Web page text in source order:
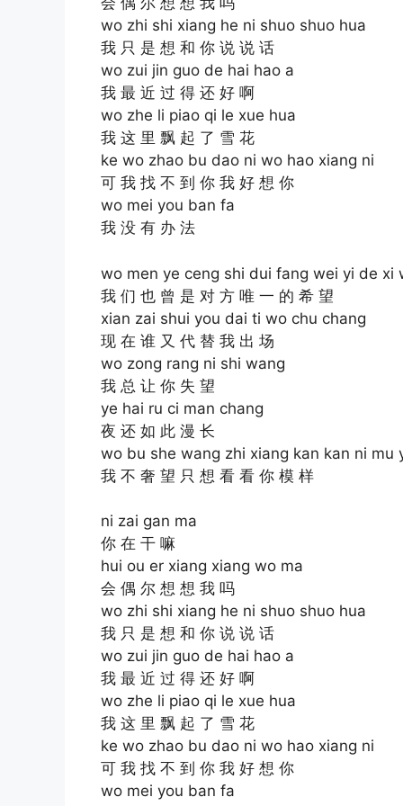
wo zhi shi xiang he ni shuo shuo hua
我 只 是 想 和 你 说 说 话
wo zui jin guo de hai hao a
我 最 近 过 得 还 好 啊
wo zhe li piao qi le xue hua
我 这 里 飘 起 了 雪 花
ke wo zhao bu dao ni wo hao xiang ni
可 我 找 不 到 你 我 好 想 你
wo mei you ban fa
我 没 有 办 法
wo men ye ceng shi dui fang wei yi de xi
我 们 也 曾 是 对 方 唯 一 的 希 望
xian zai shui you dai ti wo chu chang
现 在 谁 又 代 替 我 出 场
wo zong rang ni shi wang
我 总 让 你 失 望
ye hai ru ci man chang
夜 还 如 此 漫 长
wo bu she wang zhi xiang kan kan ni mu
我 不 奢 望 只 想 看 看 你 模 样
ni zai gan ma
你 在 干 嘛
hui ou er xiang xiang wo ma
会 偶 尔 想 想 我 吗
wo zhi shi xiang he ni shuo shuo hua
我 只 是 想 和 你 说 说 话
wo zui jin guo de hai hao a
我 最 近 过 得 还 好 啊
wo zhe li piao qi le xue hua
我 这 里 飘 起 了 雪 花
ke wo zhao bu dao ni wo hao xiang ni
可 我 找 不 到 你 我 好 想 你
wo mei you ban fa